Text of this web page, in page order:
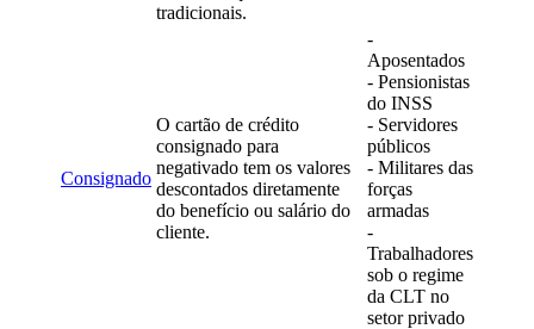
tradicionais.
Consignado
O cartão de crédito
consignado para
negativado tem os valores
descontados diretamente
do benefício ou salário do
cliente.
-
Aposentados
- Pensionistas
do INSS
- Servidores
públicos
- Militares das
forças
armadas
-
Trabalhadores
sob o regime
da CLT no
setor privado